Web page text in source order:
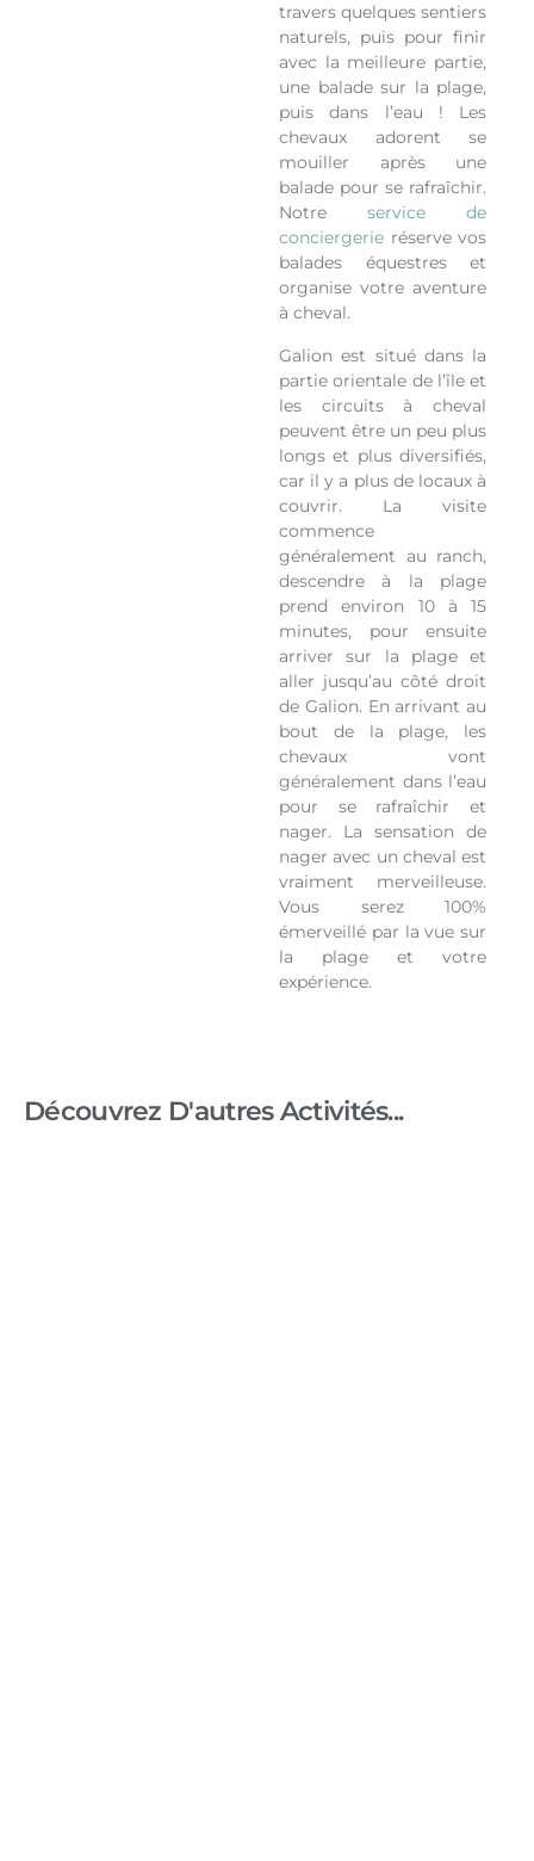
travers quelques sentiers
naturels, puis pour finir
avec la meilleure partie,
une balade sur la plage,
puis dans l’eau ! Les
chevaux adorent se
mouiller après une
balade pour se rafraîchir.
Notre service de
conciergerie réserve vos
balades équestres et
organise votre aventure
à cheval.
Galion est situé dans la
partie orientale de l’île et
les circuits à cheval
peuvent être un peu plus
longs et plus diversifiés,
car il y a plus de locaux à
couvrir. La visite
commence
généralement au ranch,
descendre à la plage
prend environ 10 à 15
minutes, pour ensuite
arriver sur la plage et
aller jusqu’au côté droit
de Galion. En arrivant au
bout de la plage, les
chevaux vont
généralement dans l’eau
pour se rafraîchir et
nager. La sensation de
nager avec un cheval est
vraiment merveilleuse.
Vous serez 100%
émerveillé par la vue sur
la plage et votre
expérience.
Découvrez D'autres Activités...